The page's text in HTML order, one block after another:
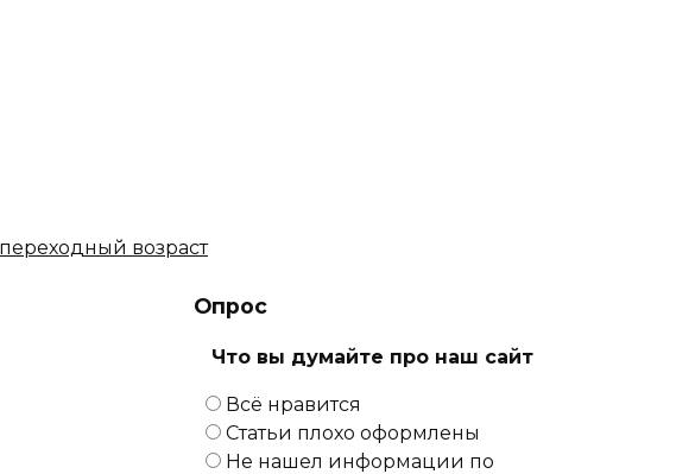
Опрос
Что вы думайте про наш сайт
Всё нравится
Статьи плохо оформлены
Не нашел информации по
возраст